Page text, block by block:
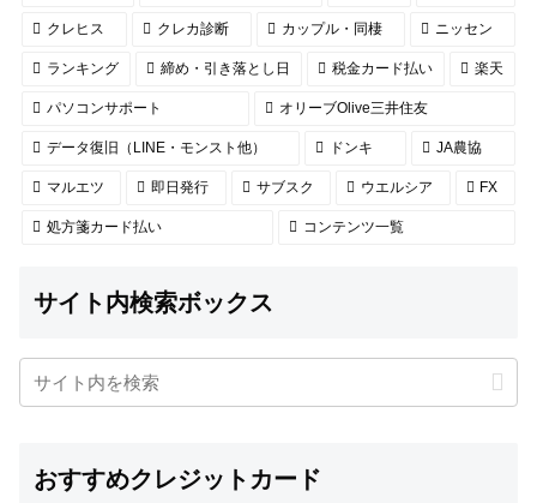
クレヒス クレカ診断 カップル・同棲 ニッセン
ランキング 締め・引き落とし日 税金カード払い 楽天
パソコンサポート オリーブOlive三井住友
データ復旧（LINE・モンスト他） ドンキ JA農協
マルエツ 即日発行 サブスク ウエルシア FX
処方箋カード払い コンテンツ一覧
サイト内検索ボックス
おすすめクレジットカード